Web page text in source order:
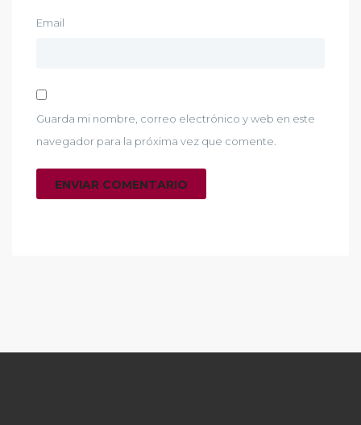
Email
Guarda mi nombre, correo electrónico y web en este
navegador para la próxima vez que comente.